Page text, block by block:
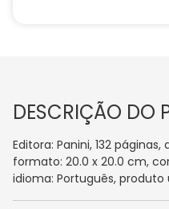
DESCRIÇÃO DO
Editora: Panini, 132
formato: 20.0 x 20.0 cm,
idioma: Português, produto